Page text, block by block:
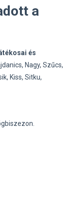
a
és
Nagy, Szűcs,
Kiss, Sitku,